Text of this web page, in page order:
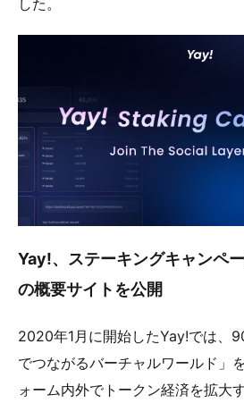
した。
Yay!、ステーキングキャンペ
の概要サイトを公開
2020年1月に開始したYay!では、
でつながるバーチャルワールド」
ォーム内外でトークン経済を拡大